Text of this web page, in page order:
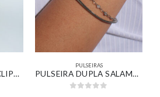
PINGENTE CHARMS CLIPS CORAÇÃO COM ZIRCÔNIA
PULSEIRAS
PULSEIRA DUPLA SALAMANDRA SLIM ELOS PONTOS DE LUZ BANHADO EM OURO BRANCO